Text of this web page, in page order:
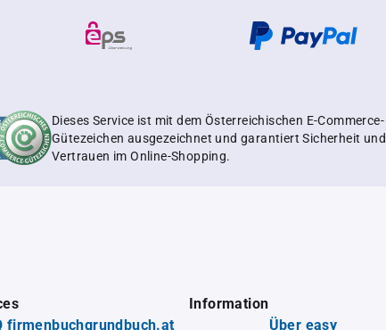
Dieses Service ist mit dem Österreichischen E-Commerce-
Gütezeichen ausgezeichnet und garantiert Sicherheit und
Vertrauen im Online-Shopping.
firmenbuchgrundbuch.at
Information
Über easy